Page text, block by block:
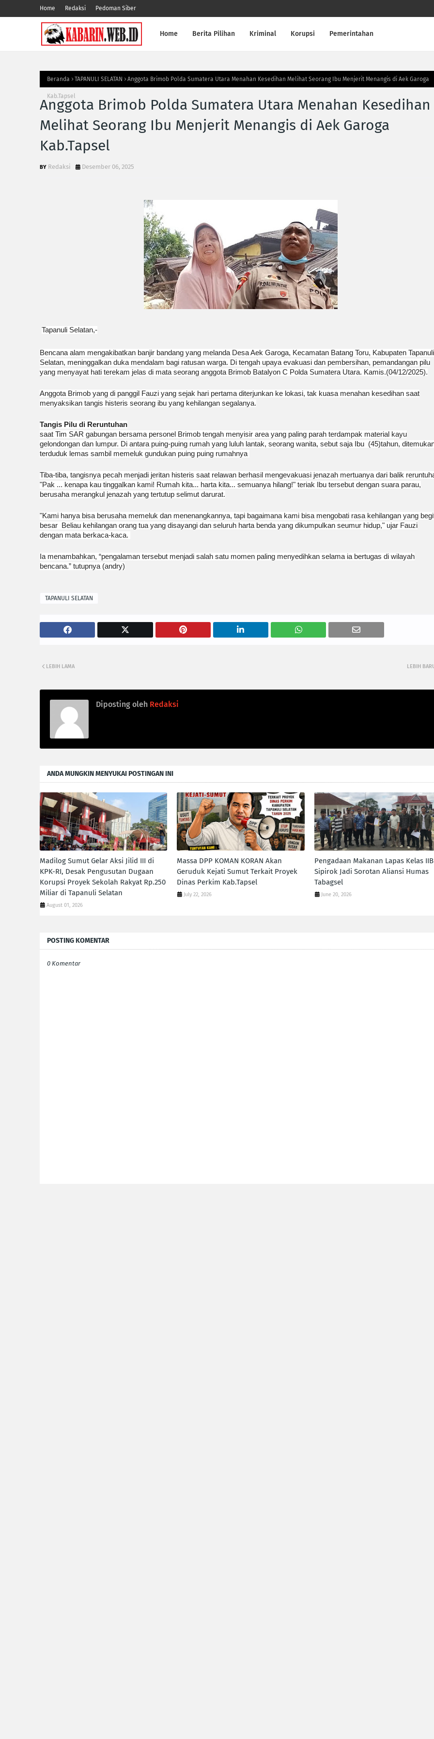
Home Redaksi Pedoman Siber
Home Berita Pilihan Kriminal Korupsi Pemerintahan
Beranda TAPANULI SELATAN Anggota Brimob Polda Sumatera Utara Menahan Kesedihan Melihat Seorang Ibu Menjerit Menangis di Aek Garoga
Kab.Tapsel
Anggota Brimob Polda Sumatera Utara Menahan Kesedihan
Melihat Seorang Ibu Menjerit Menangis di Aek Garoga
Kab.Tapsel
Redaksi Desember 06, 2025
Tapanuli Selatan,-
Bencana alam mengakibatkan banjir bandang yang melanda Desa Aek Garoga, Kecamatan Batang Toru, Kabupaten Tapanuli
Selatan, meninggalkan duka mendalam bagi ratusan warga. Di tengah upaya evakuasi dan pembersihan, pemandangan pilu
yang menyayat hati terekam jelas di mata seorang anggota Brimob Batalyon C Polda Sumatera Utara. Kamis.(04/12/2025).
Anggota Brimob yang di panggil Fauzi yang sejak hari pertama diterjunkan ke lokasi, tak kuasa menahan kesedihan saat
menyaksikan tangis histeris seorang ibu yang kehilangan segalanya.
Tangis Pilu di Reruntuhan
saat Tim SAR gabungan bersama personel Brimob tengah menyisir area yang paling parah terdampak material kayu
gelondongan dan lumpur. Di antara puing-puing rumah yang luluh lantak, seorang wanita, sebut saja Ibu (45)tahun,
terduduk lemas sambil memeluk gundukan puing puing rumahnya
Tiba-tiba, tangisnya pecah menjadi jeritan histeris saat relawan berhasil mengevakuasi jenazah mertuanya dari balik
"Pak ... kenapa kau tinggalkan kami! Rumah kita... harta kita... semuanya hilang!" teriak Ibu tersebut dengan suara parau,
berusaha merangkul jenazah yang tertutup selimut darurat.
"Kami hanya bisa berusaha memeluk dan menenangkannya, tapi bagaimana kami bisa mengobati rasa kehilangan yang
besar Beliau kehilangan orang tua yang disayangi dan seluruh harta benda yang dikumpulkan seumur hidup," ujar Fauzi
dengan mata berkaca-kaca.
Ia menambahkan, “pengalaman tersebut menjadi salah satu momen paling menyedihkan selama ia bertugas di wilayah
bencana.” tutupnya (andry)
TAPANULI SELATAN
LEBIH
LEBIH LAMA
Diposting oleh Redaksi
ANDA MUNGKIN MENYUKAI POSTINGAN INI
Madilog Sumut Gelar Aksi Jilid III di
KPK-RI, Desak Pengusutan Dugaan
Korupsi Proyek Sekolah Rakyat Rp.250
Miliar di Tapanuli Selatan
August 01, 2026
Massa DPP KOMAN KORAN Akan
Geruduk Kejati Sumut Terkait Proyek
Dinas Perkim Kab.Tapsel
July 22, 2026
Pengadaan Makanan Lapas Kelas IIB
Sipirok Jadi Sorotan Aliansi Humas
Tabagsel
June 20, 2026
POSTING KOMENTAR
0 Komentar